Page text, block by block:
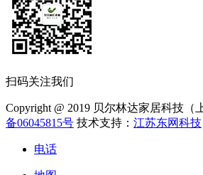
扫码关注我们
Copyright @ 2019 贝尔林达家居科技（
备06045815号 技术支持： 江苏东网科技
电话